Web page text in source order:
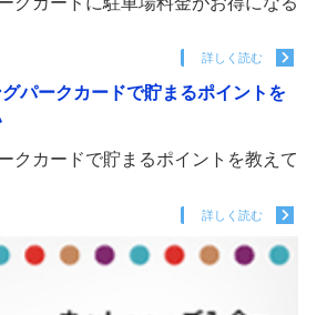
詳しく読む
パークカードで貯まるポイントを
クカードで貯まるポイントを教えて
詳しく読む